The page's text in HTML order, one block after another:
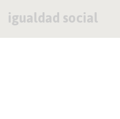
igualdad social